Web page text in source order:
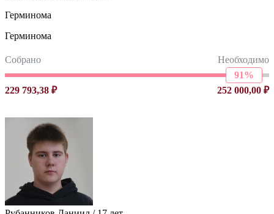
Герминома
Герминома
Собрано
Необходимо
91%
229 793,38 ₽
252 000,00 ₽